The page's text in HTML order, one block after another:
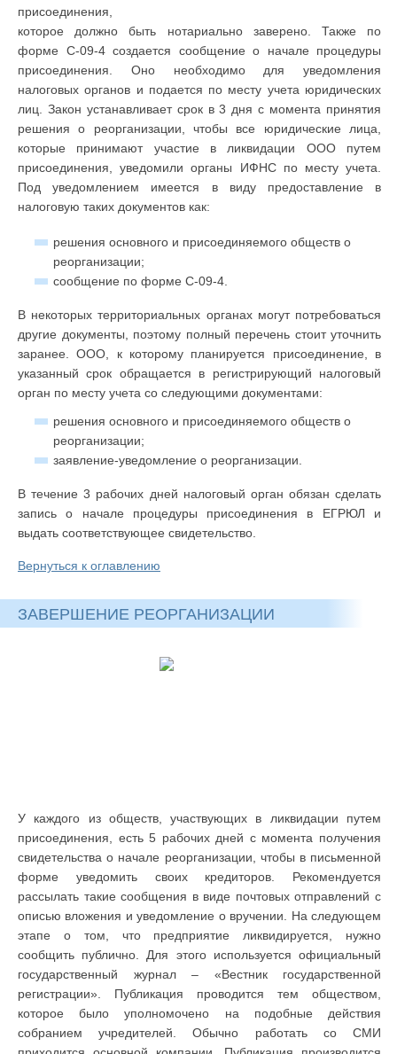
присоединения,
которое должно быть нотариально заверено. Также по
форме С-09-4 создается сообщение о начале процедуры
присоединения. Оно необходимо для уведомления
налоговых органов и подается по месту учета юридических
лиц. Закон устанавливает срок в 3 дня с момента принятия
решения о реорганизации, чтобы все юридические лица,
которые принимают участие в ликвидации ООО путем
присоединения, уведомили органы ИФНС по месту учета.
Под уведомлением имеется в виду предоставление в
налоговую таких документов как:
решения основного и присоединяемого обществ о
реорганизации;
сообщение по форме С-09-4.
В некоторых территориальных органах могут потребоваться
другие документы, поэтому полный перечень стоит уточнить
заранее. ООО, к которому планируется присоединение, в
указанный срок обращается в регистрирующий налоговый
орган по месту учета со следующими документами:
решения основного и присоединяемого обществ о
реорганизации;
заявление-уведомление о реорганизации.
В течение 3 рабочих дней налоговый орган обязан сделать
запись о начале процедуры присоединения в ЕГРЮЛ и
выдать соответствующее свидетельство.
Вернуться к оглавлению
ЗАВЕРШЕНИЕ РЕОРГАНИЗАЦИИ
У каждого из обществ, участвующих в ликвидации путем
присоединения, есть 5 рабочих дней с момента получения
свидетельства о начале реорганизации, чтобы в письменной
форме уведомить своих кредиторов. Рекомендуется
рассылать такие сообщения в виде почтовых отправлений с
описью вложения и уведомление о вручении. На следующем
этапе о том, что предприятие ликвидируется, нужно
сообщить публично. Для этого используется официальный
государственный журнал – «Вестник государственной
регистрации». Публикация проводится тем обществом,
которое было уполномочено на подобные действия
собранием учредителей. Обычно работать со СМИ